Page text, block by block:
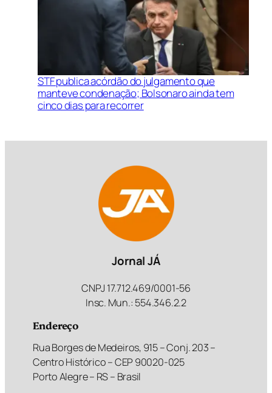
STF publica acórdão do julgamento que
manteve condenação; Bolsonaro ainda tem
cinco dias para recorrer
Jornal JÁ
CNPJ 17.712.469/0001-56
Insc. Mun.: 554.346.2.2
Endereço
Rua Borges de Medeiros, 915 – Conj. 203 –
Centro Histórico – CEP 90020-025
Porto Alegre – RS – Brasil